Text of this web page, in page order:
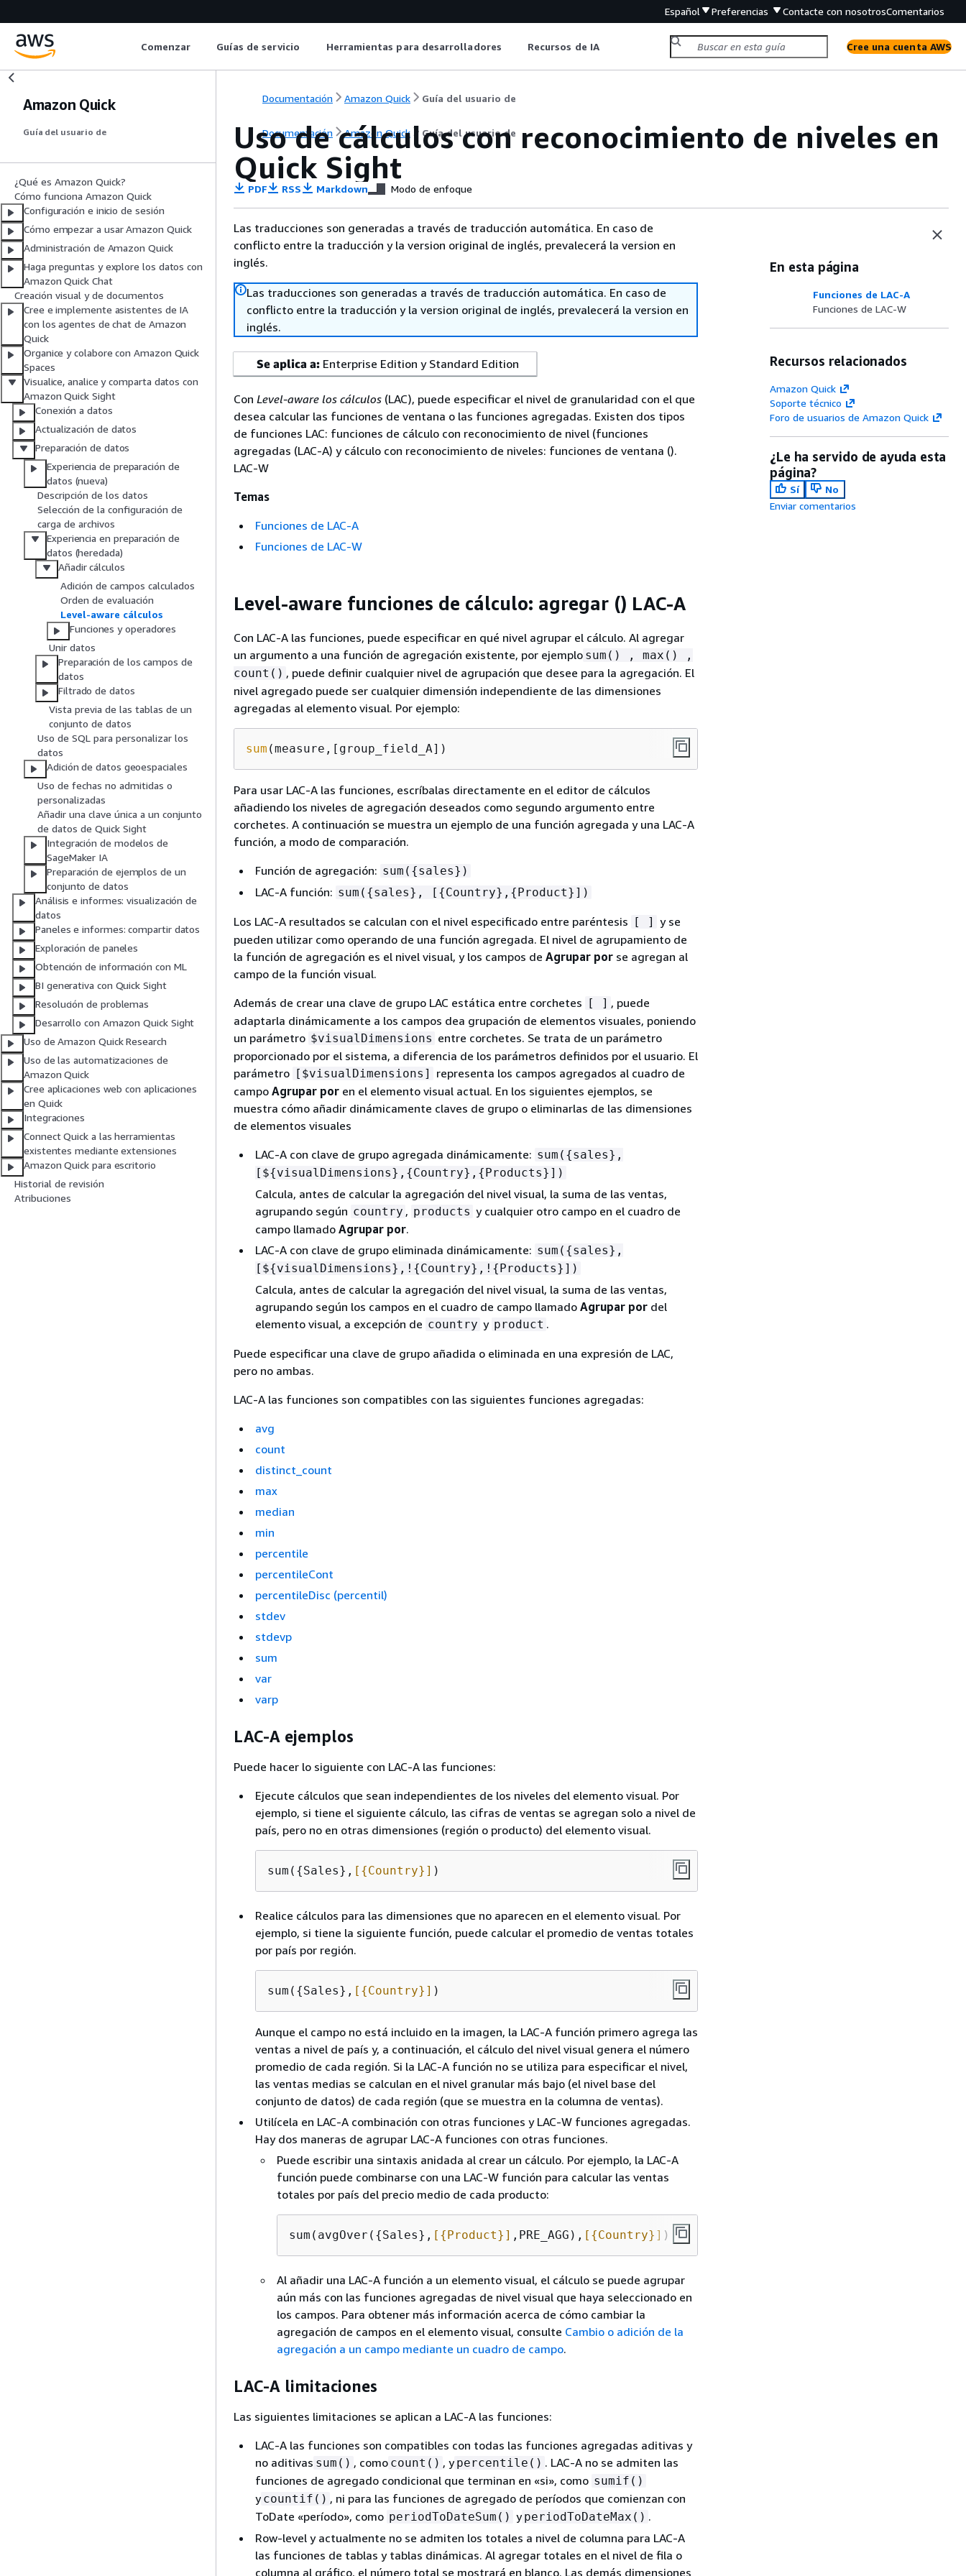
Español Preferencias Contacte con nosotrosComentarios
Comenzar Guías de servicio Herramientas para desarrolladores Recursos de IA Cree una cuenta AWS
Amazon Quick
Guía del usuario de
¿Qué es Amazon Quick?
Cómo funciona Amazon Quick
Configuración e inicio de sesión
Cómo empezar a usar Amazon Quick
Administración de Amazon Quick
Haga preguntas y explore los datos con
Amazon Quick Chat
Creación visual y de documentos
Cree e implemente asistentes de IA
con los agentes de chat de Amazon
Quick
Organice y colabore con Amazon Quick
Spaces
Visualice, analice y comparta datos con
Amazon Quick Sight
Conexión a datos
Actualización de datos
Preparación de datos
Experiencia de preparación de
datos (nueva)
Descripción de los datos
Selección de la configuración de
carga de archivos
Experiencia en preparación de
datos (heredada)
Añadir cálculos
Adición de campos calculados
Orden de evaluación
Level-aware cálculos
Funciones y operadores
Unir datos
Preparación de los campos de
datos
Filtrado de datos
Vista previa de las tablas de un
conjunto de datos
Uso de SQL para personalizar los
datos
Adición de datos geoespaciales
Uso de fechas no admitidas o
personalizadas
Añadir una clave única a un conjunto
de datos de Quick Sight
Integración de modelos de
SageMaker IA
Preparación de ejemplos de un
conjunto de datos
Análisis e informes: visualización de
datos
Paneles e informes: compartir datos
Exploración de paneles
Obtención de información con ML
BI generativa con Quick Sight
Resolución de problemas
Desarrollo con Amazon Quick Sight
Uso de Amazon Quick Research
Uso de las automatizaciones de
Amazon Quick
Cree aplicaciones web con aplicaciones
en Quick
Integraciones
Connect Quick a las herramientas
existentes mediante extensiones
Amazon Quick para escritorio
Historial de revisión
Atribuciones
Documentación Amazon Quick Guía del usuario de
Documentación Amazon Quick Guía del usuario de
Uso de cálculos con reconocimiento de niveles en
Quick Sight
PDF RSS Markdown Modo de enfoque
Las traducciones son generadas a través de traducción automática. En caso de
conflicto entre la traducción y la version original de inglés, prevalecerá la version en
inglés.
Las traducciones son generadas a través de traducción automática. En caso de
conflicto entre la traducción y la version original de inglés, prevalecerá la version en
inglés.
Se aplica a: Enterprise Edition y Standard Edition
Con Level-aware los cálculos (LAC), puede especificar el nivel de granularidad con el que
desea calcular las funciones de ventana o las funciones agregadas. Existen dos tipos
de funciones LAC: funciones de cálculo con reconocimiento de nivel (funciones
agregadas (LAC-A) y cálculo con reconocimiento de niveles: funciones de ventana ().
LAC-W
Temas
Funciones de LAC-A
Funciones de LAC-W
Level-aware funciones de cálculo: agregar () LAC-A
Con LAC-A las funciones, puede especificar en qué nivel agrupar el cálculo. Al agregar
un argumento a una función de agregación existente, por ejemplo sum() , max() ,
count() , puede definir cualquier nivel de agrupación que desee para la agregación. El
nivel agregado puede ser cualquier dimensión independiente de las dimensiones
agregadas al elemento visual. Por ejemplo:
sum (measure,[group_field_A])
Para usar LAC-A las funciones, escríbalas directamente en el editor de cálculos
añadiendo los niveles de agregación deseados como segundo argumento entre
corchetes. A continuación se muestra un ejemplo de una función agregada y una LAC-A
función, a modo de comparación.
Función de agregación: sum( {sales})
LAC-A función: sum( {sales}, [ {Country}, {Product}])
Los LAC-A resultados se calculan con el nivel especificado entre paréntesis [ ] y se
pueden utilizar como operando de una función agregada. El nivel de agrupamiento de
la función de agregación es el nivel visual, y los campos de Agrupar por se agregan al
campo de la función visual.
Además de crear una clave de grupo LAC estática entre corchetes [ ] , puede
adaptarla dinámicamente a los campos dea grupación de elementos visuales, poniendo
un parámetro $visualDimensions entre corchetes. Se trata de un parámetro
proporcionado por el sistema, a diferencia de los parámetros definidos por el usuario. El
parámetro [$visualDimensions]
representa los campos agregados al cuadro de
campo Agrupar por en el elemento visual actual. En los siguientes ejemplos, se
muestra cómo añadir dinámicamente claves de grupo o eliminarlas de las dimensiones
de elementos visuales
LAC-A con clave de grupo agregada dinámicamente: sum( {sales},
[${visualDimensions}, {Country}, {Products}])
Calcula, antes de calcular la agregación del nivel visual, la suma de las ventas,
agrupando según country , products y cualquier otro campo en el cuadro de
campo llamado Agrupar por.
LAC-A con clave de grupo eliminada dinámicamente: sum( {sales},
[${visualDimensions},! {Country},! {Products}])
Calcula, antes de calcular la agregación del nivel visual, la suma de las ventas,
agrupando según los campos en el cuadro de campo llamado Agrupar por del
elemento visual, a excepción de country y product .
Puede especificar una clave de grupo añadida o eliminada en una expresión de LAC,
pero no ambas.
LAC-A las funciones son compatibles con las siguientes funciones agregadas:
avg
count
distinct_count
max
median
min
percentile
percentileCont
percentileDisc (percentil)
stdev
stdevp
sum
var
varp
LAC-A ejemplos
Puede hacer lo siguiente con LAC-A las funciones:
Ejecute cálculos que sean independientes de los niveles del elemento visual. Por
ejemplo, si tiene el siguiente cálculo, las cifras de ventas se agregan solo a nivel de
país, pero no en otras dimensiones (región o producto) del elemento visual.
sum( {Sales}, [ {Country}] )
Realice cálculos para las dimensiones que no aparecen en el elemento visual. Por
ejemplo, si tiene la siguiente función, puede calcular el promedio de ventas totales
por país por región.
sum( {Sales}, [ {Country}] )
Aunque el campo no está incluido en la imagen, la LAC-A función primero agrega las
ventas a nivel de país y, a continuación, el cálculo del nivel visual genera el número
promedio de cada región. Si la LAC-A función no se utiliza para especificar el nivel,
las ventas medias se calculan en el nivel granular más bajo (el nivel base del
conjunto de datos) de cada región (que se muestra en la columna de ventas).
Utilícela en LAC-A combinación con otras funciones y LAC-W funciones agregadas.
Hay dos maneras de agrupar LAC-A funciones con otras funciones.
Puede escribir una sintaxis anidada al crear un cálculo. Por ejemplo, la LAC-A
función puede combinarse con una LAC-W función para calcular las ventas
totales por país del precio medio de cada producto:
sum(avgOver( {Sales}, [ {Product}] ,PRE_AGG), [ {Country}] )
Al añadir una LAC-A función a un elemento visual, el cálculo se puede agrupar
aún más con las funciones agregadas de nivel visual que haya seleccionado en
los campos. Para obtener más información acerca de cómo cambiar la
agregación de campos en el elemento visual, consulte Cambio o adición de la
agregación a un campo mediante un cuadro de campo.
LAC-A limitaciones
Las siguientes limitaciones se aplican a LAC-A las funciones:
LAC-A las funciones son compatibles con todas las funciones agregadas aditivas y
no aditivas sum() , como count() , y percentile() . LAC-A no se admiten las
funciones de agregado condicional que terminan en «si», como sumif()
y countif() , ni para las funciones de agregado de períodos que comienzan con
ToDate «período», como periodToDateSum() y periodToDateMax() .
Row-level y actualmente no se admiten los totales a nivel de columna para LAC-A
las funciones de tablas y tablas dinámicas. Al agregar totales en el nivel de fila o
columna al gráfico, el número total se mostrará en blanco. Las demás dimensiones
En esta página
Funciones de LAC-A
Funciones de LAC-W
Recursos relacionados
Amazon Quick
Soporte técnico
Foro de usuarios de Amazon Quick
¿Le ha servido de ayuda esta
página?
Sí
No
Enviar comentarios